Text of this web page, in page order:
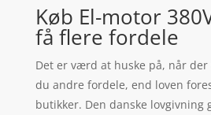
Køb El-motor
få flere fordele
Det er værd at huske på, når
du andre fordele, end loven
butikker. Den danske lovgivning